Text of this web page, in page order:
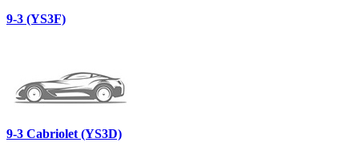
9-3 (YS3F)
9-3 Cabriolet (YS3D)